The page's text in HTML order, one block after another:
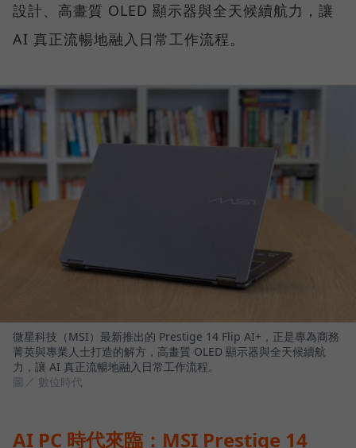
設計、高畫質 OLED 顯示器與全天候續航力，讓
AI 真正流暢地融入日常工作流程。
微星科技（MSI）最新推出的 Prestige 14 Flip AI+，正是專為商務
菁英與專業人士打造的解方，高畫質 OLED 顯示器與全天候續航
力，讓 AI 真正流暢地融入日常工作流程。
圖／ 數位時代
AI PC 時代來臨：MSI Prestige 14